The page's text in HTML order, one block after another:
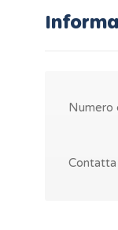
Numero
Contatta